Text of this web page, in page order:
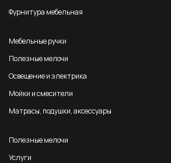
Фурнитура мебельная
Мебельные ручки
Полезные мелочи
Освещение и электрика
Мойки и смесители
Матрасы, подушки, аксессуары
Полезные мелочи
Услуги